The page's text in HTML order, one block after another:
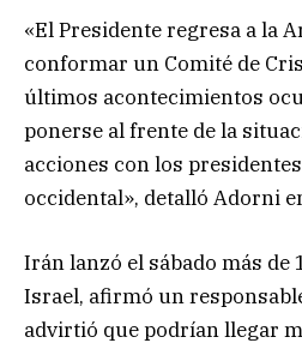
«El Presidente regresa a la
conformar un Comité de
últimos acontecimientos
ponerse al frente de la
acciones con los
occidental», detalló Adorni
Irán lanzó el sábado más de
Israel, afirmó un
advirtió que podrían llegar